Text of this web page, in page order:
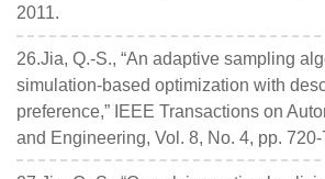
2011.
26.Jia, Q.-S., “An adaptive sampling
simulation-based optimization with
preference,” IEEE Transactions on
and Engineering, Vol. 8, No. 4, pp. 720-